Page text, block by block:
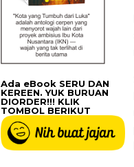
Ada eBook SERU DAN
KEREEN. YUK BURUAN
DIORDER!!! KLIK
TOMBOL BERIKUT